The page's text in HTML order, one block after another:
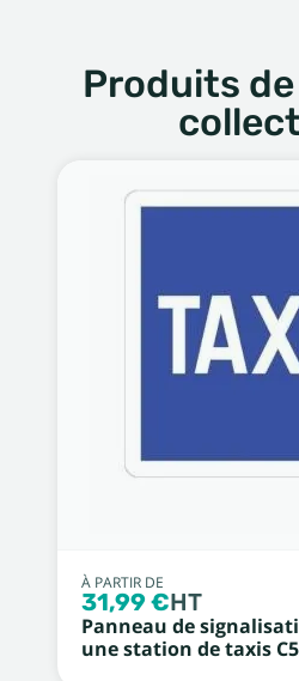
Produits
À PARTIR DE
31,99 €HT
Panneau de
une station de taxis C5